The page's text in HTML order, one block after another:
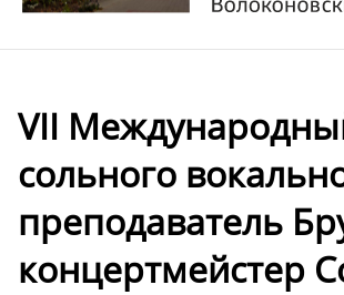
VII
сольного
преподаватель
концертмейстер